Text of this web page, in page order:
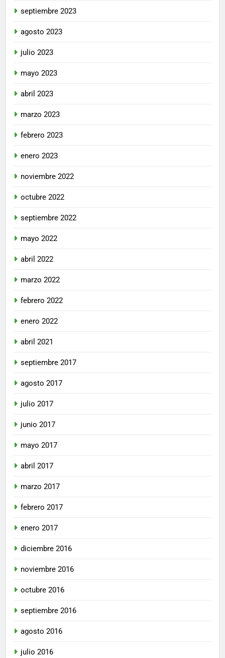
septiembre 2023
agosto 2023
julio 2023
mayo 2023
abril 2023
marzo 2023
febrero 2023
enero 2023
noviembre 2022
octubre 2022
septiembre 2022
mayo 2022
abril 2022
marzo 2022
febrero 2022
enero 2022
abril 2021
septiembre 2017
agosto 2017
julio 2017
junio 2017
mayo 2017
abril 2017
marzo 2017
febrero 2017
enero 2017
diciembre 2016
noviembre 2016
octubre 2016
septiembre 2016
agosto 2016
julio 2016